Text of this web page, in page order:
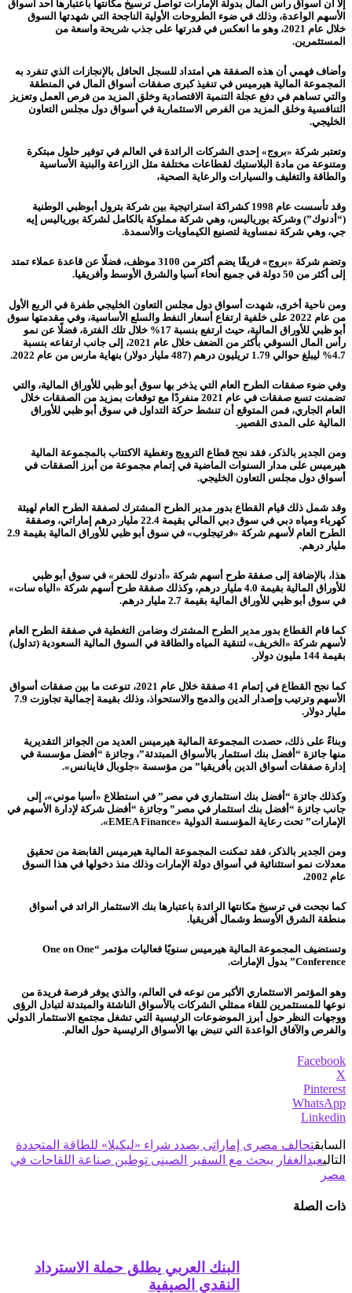
إلا أن أسواق رأس المال بدولة الإمارات تواصل ترسيخ مكانتها باعتبارها أحد أسواق
الأسهم الواعدة، وذلك في ضوء الطروحات الأولية الناجحة التي شهدتها السوق
خلال عام 2021، وهو ما انعكس في قدرتها على جذب شريحة واسعة من
المستثمرين.
وأضاف فهمي أن هذه الصفقة هي امتداد للسجل الحافل بالإنجازات الذي تنفرد به
المجموعة المالية هيرميس في تنفيذ كبرى صفقات أسواق المال في المنطقة
والتي تساهم في دفع عجلة التنمية الاقتصادية وخلق المزيد من فرص العمل وتعزيز
التنافسية وخلق المزيد من الفرص الاستثمارية في أسواق دول مجلس التعاون
الخليجي.
وتعتبر شركة «بروج» إحدى الشركات الرائدة في العالم في توفير حلول مبتكرة
ومتنوعة من مادة البلاستيك لقطاعات مختلفة مثل الزراعة والبنية الأساسية
والطاقة والتغليف والسيارات والرعاية الصحية،
وقد تأسست عام 1998 كشراكة استراتيجية بين شركة بترول أبوظبي الوطنية
(“أدنوك”) وشركة بورياليس، وهي شركة مملوكة بالكامل لشركة بورياليس إيه
جي، وهي شركة نمساوية لتصنيع الكيماويات والأسمدة.
وتضم شركة «بروج» فريقًا يضم أكثر من 3100 موظف، فضلًا عن قاعدة عملاء تمتد
إلى أكثر من 50 دولة في جميع أنحاء آسيا والشرق الأوسط وأفريقيا.
ومن ناحية أخرى، شهدت أسواق دول مجلس التعاون الخليجي طفرة في الربع الأول
من عام 2022 على خلفية ارتفاع أسعار النفط والسلع الأساسية، وفي مقدمتها سوق
أبو ظبي للأوراق المالية، حيث ارتفع بنسبة 17% خلال تلك الفترة، فضلًا عن نمو
رأس المال السوقي بأكثر من الضعف خلال عام 2021، إلى جانب ارتفاعه بنسبة
4.7% ليبلغ حوالي 1.79 تريليون درهم (487 مليار دولار) بنهاية مارس من عام 2022.
وفي ضوء صفقات الطرح العام التي يذخر بها سوق أبو ظبي للأوراق المالية، والتي
تضمنت تسع صفقات في عام 2021 منفردًا مع توقعات بمزيد من الصفقات خلال
العام الجاري، فمن المتوقع أن تنشط حركة التداول في سوق أبو ظبي للأوراق
المالية على المدى القصير.
ومن الجدير بالذكر، فقد نجح قطاع الترويج وتغطية الاكتتاب بالمجموعة المالية
هيرميس على مدار السنوات الماضية في إتمام مجموعة من أبرز الصفقات في
أسواق دول مجلس التعاون الخليجي.
وقد شمل ذلك قيام القطاع بدور مدير الطرح المشترك لصفقة الطرح العام لهيئة
كهرباء ومياه دبي في سوق دبي المالي بقيمة 22.4 مليار درهم إماراتي، وصفقة
الطرح العام لأسهم شركة «فرتيجلوب» في سوق أبو ظبي للأوراق المالية بقيمة 2.9
مليار درهم.
هذا، بالإضافة إلى صفقة طرح أسهم شركة «أدنوك للحفر» في سوق أبو ظبي
للأوراق المالية بقيمة 4.0 مليار درهم، وكذلك صفقة طرح أسهم شركة «الياه سات»
في سوق أبو ظبي للأوراق المالية بقيمة 2.7 مليار درهم.
كما قام القطاع بدور مدير الطرح المشترك وضامن التغطية في صفقة الطرح العام
لأسهم شركة «الخريف» لتنقية المياه والطاقة في السوق المالية السعودية (تداول)
بقيمة 144 مليون دولار.
كما نجح القطاع في إتمام 41 صفقة خلال عام 2021، تنوعت ما بين صفقات أسواق
الأسهم وترتيب وإصدار الدين والدمج والاستحواذ، وذلك بقيمة إجمالية تجاوزت 7.9
مليار دولار.
وبناءً على ذلك، حصدت المجموعة المالية هيرميس العديد من الجوائز التقديرية
منها جائزة “أفضل بنك استثمار بالأسواق المبتدئة”، وجائزة “أفضل مؤسسة في
إدارة صفقات أسواق الدين بأفريقيا” من مؤسسة «جلوبال فاينانس».
وكذلك جائزة “أفضل بنك استثماري في مصر” في استطلاع «أسيا موني»، إلى
جانب جائزة “أفضل بنك استثمار في مصر” وجائزة “أفضل شركة لإدارة الأسهم في
الإمارات” تحت رعاية المؤسسة الدولية «EMEA Finance».
ومن الجدير بالذكر، فقد تمكنت المجموعة المالية هيرميس القابضة من تحقيق
معدلات نمو استثنائية في أسواق دولة الإمارات وذلك منذ دخولها في هذا السوق
عام 2002،
كما نجحت في ترسيخ مكانتها الرائدة باعتبارها بنك الاستثمار الرائد في أسواق
منطقة الشرق الأوسط وشمال أفريقيا.
وتستضيف المجموعة المالية هيرميس سنويًا فعاليات مؤتمر “One on One
Conference” بدول الإمارات.
وهو المؤتمر الاستثماري الأكبر من نوعه في العالم، والذي يوفر فرصة فريدة من
نوعها للمستثمرين للقاء ممثلي الشركات بالأسواق الناشئة والمبتدئة لتبادل الرؤى
ووجهات النظر حول أبرز الموضوعات الرئيسية التي تشغل مجتمع الاستثمار الدولي
والفرص والآفاق الواعدة التي تنبض بها الأسواق الرئيسية حول العالم.
Facebook
X
Pinterest
WhatsApp
Linkedin
السابقتحالف مصرى إماراتى بصدد شراء «ليكيلا» للطاقة المتجددة
التاليعبدالغفار يبحث مع السفير الصينى توطين صناعة اللقاحات في
مصر
ذات الصلة
البنك العربي يطلق حملة الاسترداد
النقدي الصيفية